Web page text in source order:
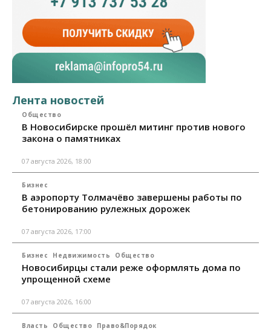
Лента новостей
Общество
В Новосибирске прошёл митинг против нового
закона о памятниках
07 августа 2026, 18:00
Бизнес
В аэропорту Толмачёво завершены работы по
бетонированию рулежных дорожек
07 августа 2026, 17:00
Бизнес Недвижимость Общество
Новосибирцы стали реже оформлять дома по
упрощенной схеме
07 августа 2026, 16:00
Власть Общество Право&Порядок